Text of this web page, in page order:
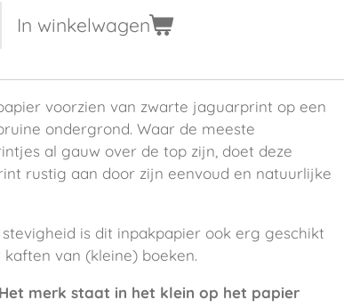
In winkelwagen
voorzien van zwarte jaguarprint op een
ondergrond. Waar de meeste
al gauw over de top zijn, doet deze
rustig aan door zijn eenvoud en natuurlijke
is dit inpakpapier ook erg geschikt
van (kleine) boeken.
merk staat in het klein op het papier